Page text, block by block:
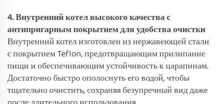
4. Внутренний котел высокого качества с
антипригарным покрытием для удобства очистки
Внутренний котел изготовлен из нержавеющей стали
с покрытием Teflon, предотвращающим прилипание
пищи и обеспечивающим устойчивость к царапинам.
Достаточно быстро ополоснуть его водой, чтобы
тщательно очистить, сохраняя безупречный вид даже